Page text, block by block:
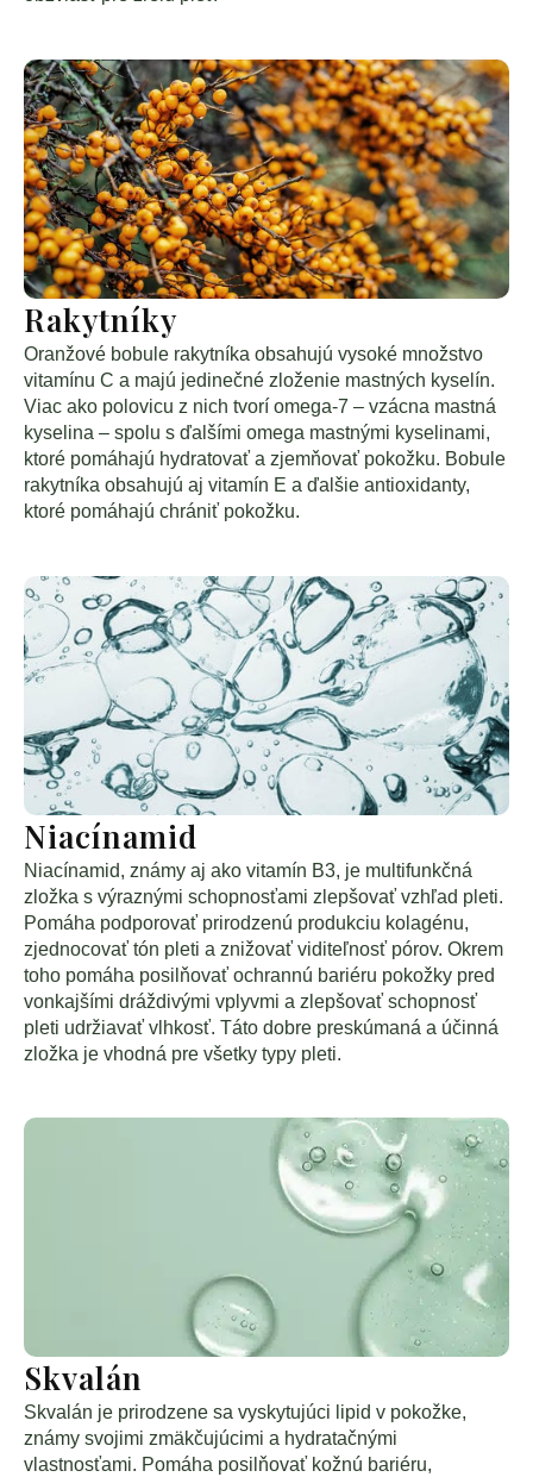
Rakytníky
Oranžové bobule rakytníka obsahujú vysoké množstvo
vitamínu C a majú jedinečné zloženie mastných kyselín.
Viac ako polovicu z nich tvorí omega-7 – vzácna mastná
kyselina – spolu s ďalšími omega mastnými kyselinami,
ktoré pomáhajú hydratovať a zjemňovať pokožku. Bobule
rakytníka obsahujú aj vitamín E a ďalšie antioxidanty,
ktoré pomáhajú chrániť pokožku.
Niacínamid
Niacínamid, známy aj ako vitamín B3, je multifunkčná
zložka s výraznými schopnosťami zlepšovať vzhľad pleti.
Pomáha podporovať prirodzenú produkciu kolagénu,
zjednocovať tón pleti a znižovať viditeľnosť pórov. Okrem
toho pomáha posilňovať ochrannú bariéru pokožky pred
vonkajšími dráždivými vplyvmi a zlepšovať schopnosť
pleti udržiavať vlhkosť. Táto dobre preskúmaná a účinná
zložka je vhodná pre všetky typy pleti.
Skvalán
Skvalán je prirodzene sa vyskytujúci lipid v pokožke,
známy svojimi zmäkčujúcimi a hydratačnými
vlastnosťami. Pomáha posilňovať kožnú bariéru,